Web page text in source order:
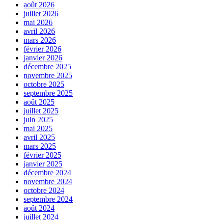
août 2026
juillet 2026
mai 2026
avril 2026
mars 2026
février 2026
janvier 2026
décembre 2025
novembre 2025
octobre 2025
septembre 2025
août 2025
juillet 2025
juin 2025
mai 2025
avril 2025
mars 2025
février 2025
janvier 2025
décembre 2024
novembre 2024
octobre 2024
septembre 2024
août 2024
juillet 2024